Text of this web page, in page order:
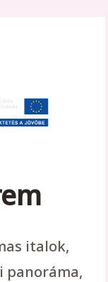
italok,
panoráma,